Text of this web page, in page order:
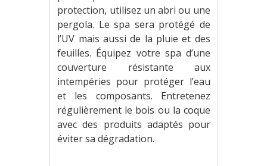
protection, utilisez un abri ou une
pergola. Le spa sera protégé de
l’UV mais aussi de la pluie et des
feuilles. Équipez votre spa d’une
couverture résistante aux
intempéries pour protéger l’eau
et les composants. Entretenez
régulièrement le bois ou la coque
avec des produits adaptés pour
éviter sa dégradation.